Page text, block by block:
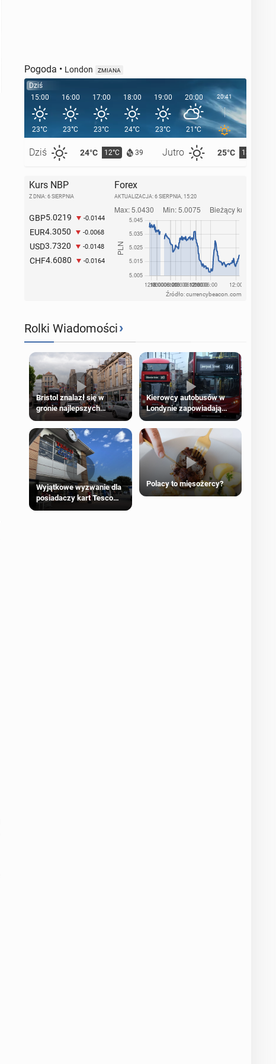
Pogoda • London ZMIANA
Dziś
15:00
23°C
Dziś 24°C 12°C 39 Jutro 25°C 13°C
16:00
23°C
17:00
23°C
18:00
24°C
19:00
23°C
20:00
21°C
20:41 21:00
Kurs NBP
Z DNIA: 6 SIERPNIA
GBP5.0219 -0.0144
EUR4.3050 -0.0068
USD3.7320 -0.0148
CHF4.6080 -0.0164
Forex
AKTUALIZACJA: 6 SIERPNIA, 15:20
Źródło: currencybeacon.com
Rolki Wiadomości›
Bristol znalazł się w
gronie najlepszych
kierunków podróży na
świecie
Kierowcy autobusów w
Londynie zapowiadają
strajki
Wyjątkowe wyzwanie dla
posiadaczy kart Tesco
Clubcard!
Polacy to mięsożercy?